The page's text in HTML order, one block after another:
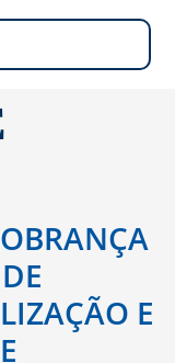
E